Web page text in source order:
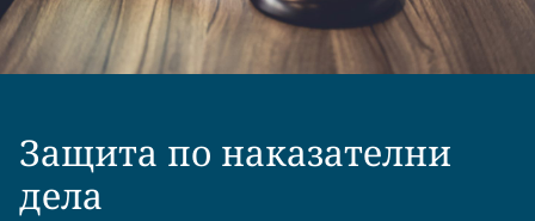
Защита по наказателни
дела